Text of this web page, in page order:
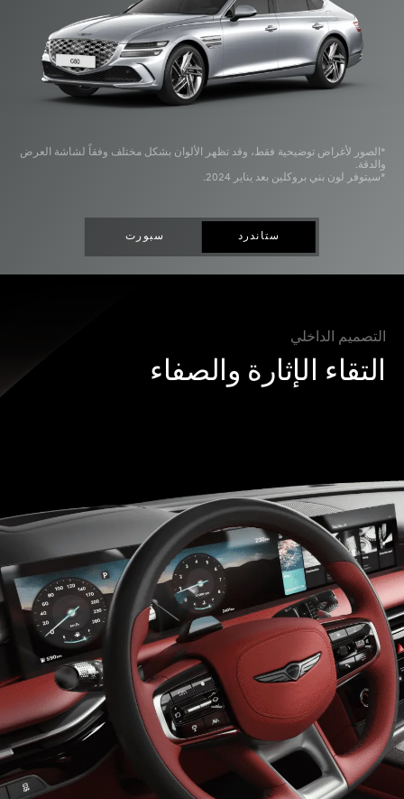
*الصور لأغراض توضيحية فقط، وقد تظهر الألوان بشكل مختلف وفقاً لشاشة العرض
والدقة.
*سيتوفر لون بني بروكلين بعد يناير 2024.
ستاندرد سبورت
التصميم الداخلي
التقاء الإثارة والصفاء